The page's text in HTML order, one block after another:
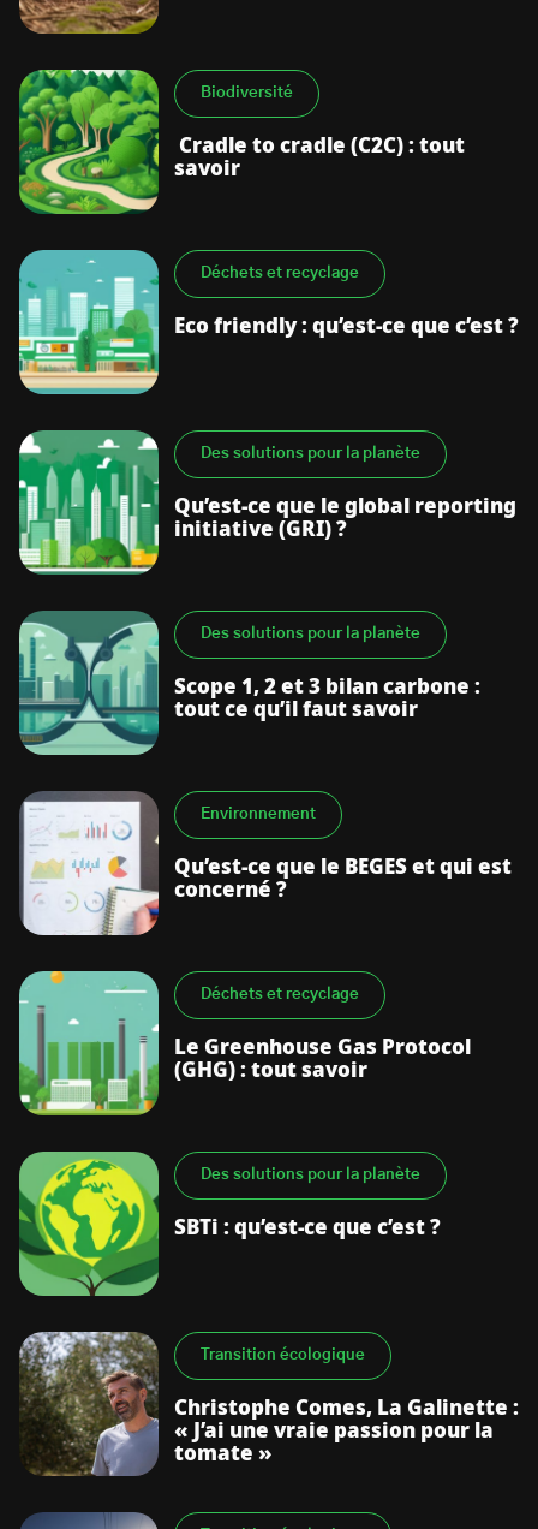
Biodiversité
Cradle to cradle (C2C) : tout
savoir
Déchets et recyclage
Eco friendly : qu’est-ce que c’est ?
Des solutions pour la planète
Qu’est-ce que le global reporting
initiative (GRI) ?
Des solutions pour la planète
Scope 1, 2 et 3 bilan carbone :
tout ce qu’il faut savoir
Environnement
Qu’est-ce que le BEGES et qui est
concerné ?
Déchets et recyclage
Le Greenhouse Gas Protocol
(GHG) : tout savoir
Des solutions pour la planète
SBTi : qu’est-ce que c’est ?
Transition écologique
Christophe Comes, La Galinette :
« J’ai une vraie passion pour la
tomate »